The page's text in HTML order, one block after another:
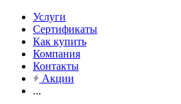
Услуги
Сертификаты
Как купить
Компания
Контакты
Акции
...